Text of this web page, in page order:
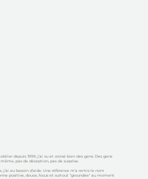
depuis 1999, j’ai vu et croisé bien des gens. Des gens
pas de déception, pas de surprise.
j’ai eu besoin d’aide. Une référence m’a remis le nom
positive, douce, focus et surtout "groundée" au moment